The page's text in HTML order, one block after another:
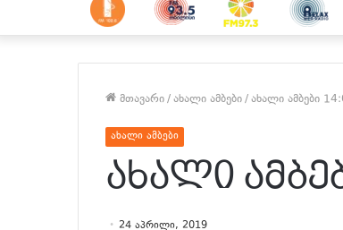
მთავარი/ახალი ამბები/ახალი ამბები
ახალი ამბები
ახალი
24 აპრილი, 2019